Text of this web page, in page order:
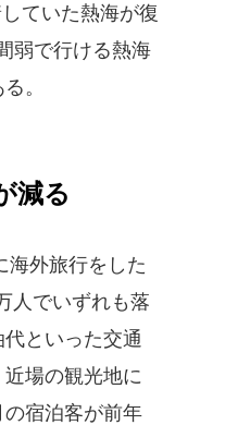
ていた熱海が復
弱で行ける熱海
。
減る
海外旅行をした
人でいずれも落
といった交通
場の観光地に
宿泊客が前年